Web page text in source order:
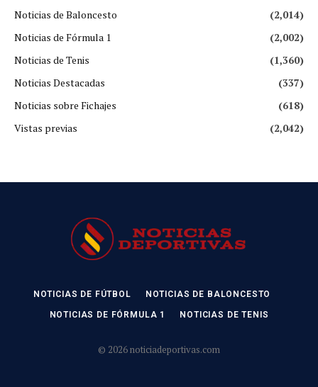
Noticias de Baloncesto
(2,014)
Noticias de Fórmula 1
(2,002)
Noticias de Tenis
(1,360)
Noticias Destacadas
(337)
Noticias sobre Fichajes
(618)
Vistas previas
(2,042)
NOTICIAS DE FÚTBOL NOTICIAS DE BALONCESTO
NOTICIAS DE FÓRMULA 1 NOTICIAS DE TENIS
© 2026 noticiadeportivas.com